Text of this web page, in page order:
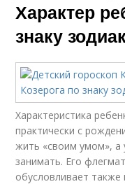
Характер
знаку
Характеристика
практически с
жить «своим умом», а
занимать. Его
обусловливает также